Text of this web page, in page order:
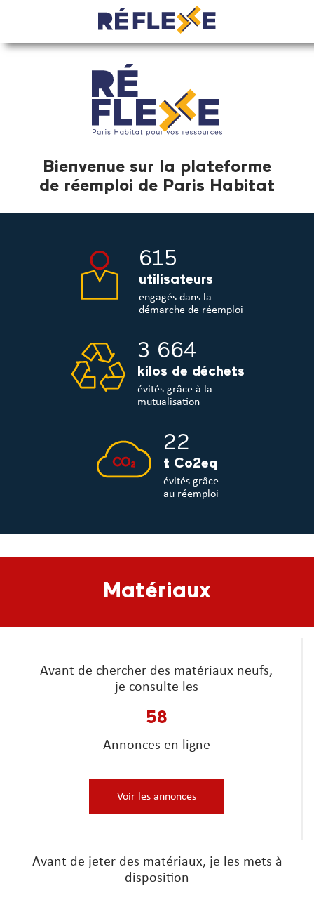
Bienvenue sur la plateforme
de réemploi de Paris Habitat
615
utilisateurs
engagés dans la
démarche de réemploi
3 664
kilos de déchets
évités grâce à la
mutualisation
22
t Co2eq
évités grâce
au réemploi
Matériaux
Avant de chercher des matériaux neufs,
je consulte les
58
Annonces en ligne
Voir les annonces
Avant de jeter des matériaux, je les mets à
disposition